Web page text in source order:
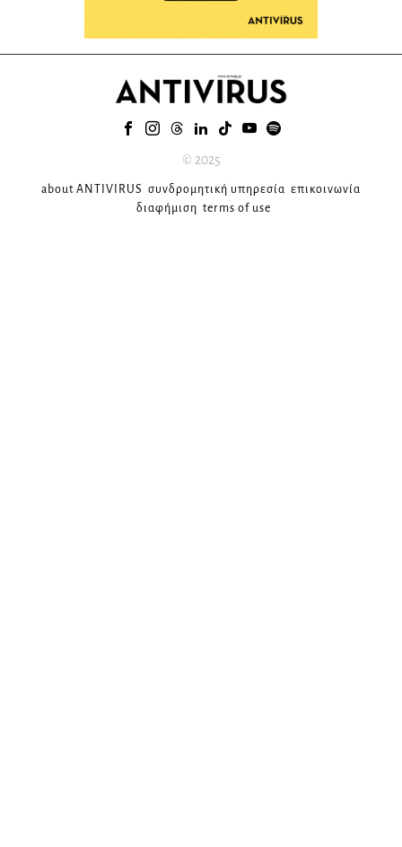
© 2025
about ANTIVIRUS συνδρομητική υπηρεσία επικοινωνία
διαφήμιση terms of use